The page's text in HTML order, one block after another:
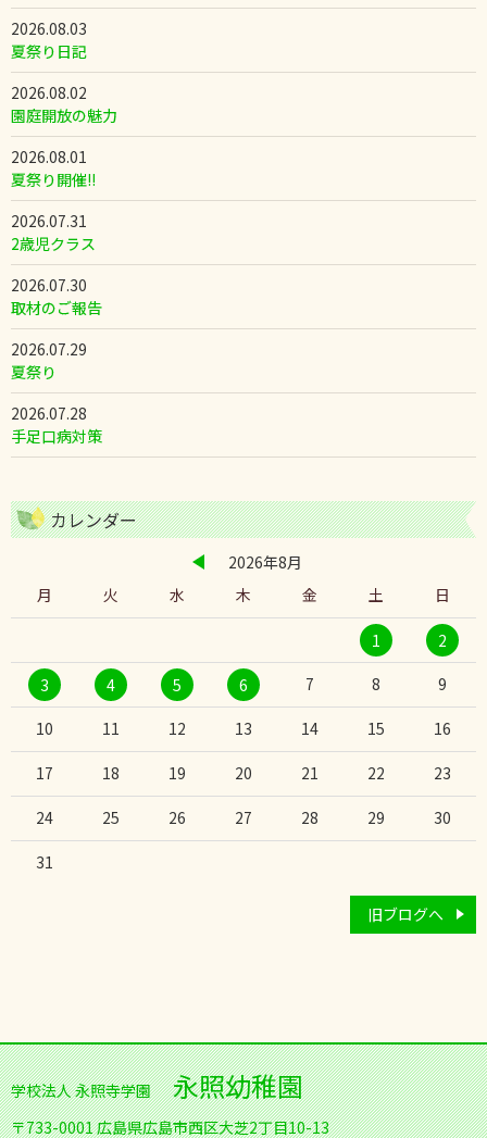
2026.08.03
夏祭り日記
2026.08.02
園庭開放の魅力
2026.08.01
夏祭り開催!!
2026.07.31
2歳児クラス
2026.07.30
取材のご報告
2026.07.29
夏祭り
2026.07.28
手足口病対策
カレンダー
2026年8月
月
火 水 木 金 土 日
1 2
3 4 5 6 7 8 9
10 11 12 13 14 15 16
17 18 19 20 21 22 23
24 25 26 27 28 29 30
31
旧ブログへ
学校法人 永照寺学園 永照幼稚園
〒733-0001広島県広島市西区大芝2丁目10-13